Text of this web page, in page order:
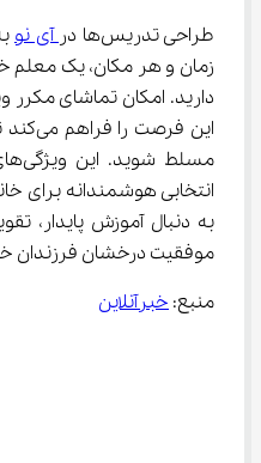
طراحی تدریس‌ها در
آی نو
زمان و هر مکان، یک معلم
دارید. امکان تماشای مکرر
این
به دنبال آموزش پایدار،
موفقیت درخشان فرزندان
منبع: خبرآنلاین